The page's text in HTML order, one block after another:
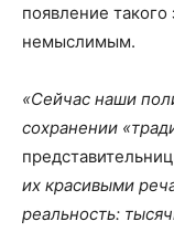
появление такого
немыслимым.
«Сейчас наши
сохранении
их красивыми
реальность: